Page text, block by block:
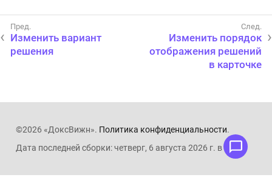
Изменить вариант
решения
Изменить порядок
отображения решений
в карточке
©2026 «ДоксВижн». Политика конфиденциальности.
Дата последней сборки: четверг, 6 августа 2026 г. в 11:05